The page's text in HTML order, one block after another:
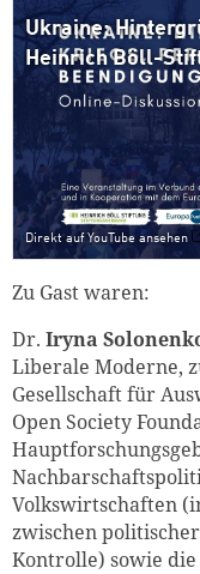
Ukraine:
Heinrich Böll-
Direkt auf YouTube ansehen
Zu Gast waren:
Dr. Iryna
Liberale Moderne,
Gesellschaft für
Open Society
Volkswirtschaften
zwischen
Kontrolle) sowie